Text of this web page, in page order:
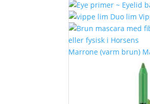
Marrone (varm brun)